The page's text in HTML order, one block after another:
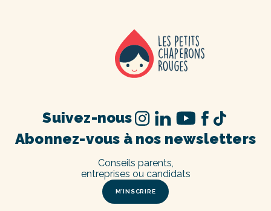
Abonnez-vous à nos newsletters
M’INSCRIRE
Conseils parents,
entreprises ou candidats
Suivez-nous